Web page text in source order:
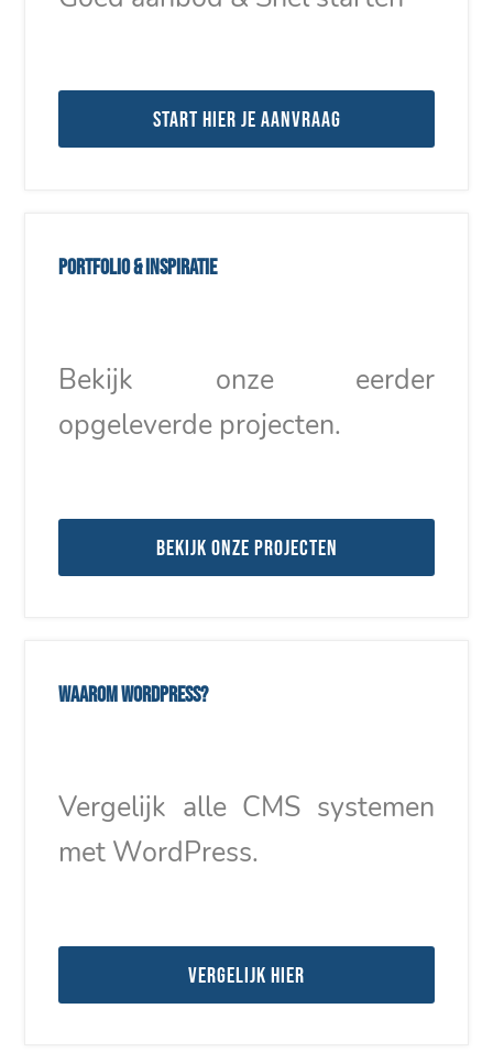
Start hier je aanvraag
Portfolio & inspiratie
Bekijk onze eerder
opgeleverde projecten.
Bekijk onze projecten
Waarom WordPress?
Vergelijk alle CMS systemen
met WordPress.
Vergelijk hier